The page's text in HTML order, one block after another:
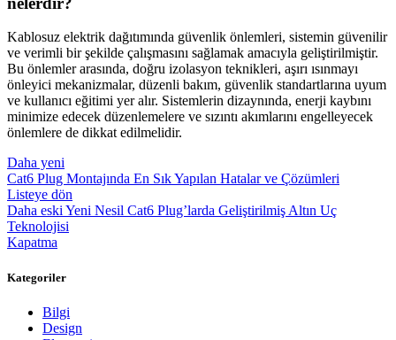
Kablosuz elektrik dağıtımında güvenlik önlemleri, sistemin güvenilir
ve verimli bir şekilde çalışmasını sağlamak amacıyla geliştirilmiştir.
Bu önlemler arasında, doğru izolasyon teknikleri, aşırı ısınmayı
önleyici mekanizmalar, düzenli bakım, güvenlik standartlarına uyum
ve kullanıcı eğitimi yer alır. Sistemlerin dizaynında, enerji kaybını
minimize edecek düzenlemelere ve sızıntı akımlarını engelleyecek
önlemlere de dikkat edilmelidir.
Daha yeni
Cat6 Plug Montajında En Sık Yapılan Hatalar ve Çözümleri
Listeye dön
Daha eski Yeni Nesil Cat6 Plug’larda Geliştirilmiş Altın Uç
Teknolojisi
Kapatma
Kategoriler
Bilgi
Design